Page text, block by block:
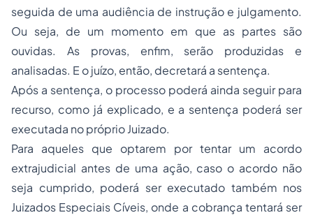
seguida de uma audiência de instrução e julgamento.
Ou seja, de um momento em que as partes são
ouvidas. As provas, enfim, serão produzidas e
analisadas. E o juízo, então, decretará a sentença.
Após a sentença, o processo poderá ainda seguir para
recurso, como já explicado, e a sentença poderá ser
executada no próprio Juizado.
Para aqueles que optarem por tentar um acordo
extrajudicial antes de uma ação, caso o acordo não
seja cumprido, poderá ser executado também nos
Juizados Especiais Cíveis, onde a cobrança tentará ser